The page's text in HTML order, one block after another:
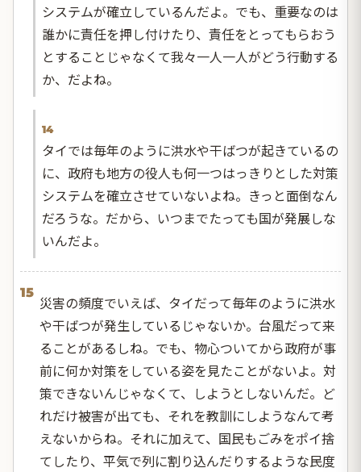
システムが確立しているんだよ。でも、重要なのは
誰かに責任を押し付けたり、責任をとってもらおう
とすることじゃなくて我々一人一人がどう行動する
か、だよね。
14
タイでは毎年のように洪水や干ばつが起きているの
に、政府も地方の役人も何一つはっきりとした対策
システムを確立させていないよね。きっと面倒なん
だろうな。だから、いつまでたっても国が発展しな
いんだよ。
15
災害の頻度でいえば、タイだって毎年のように洪水
や干ばつが発生しているじゃないか。台風だって来
ることがあるしね。でも、物心ついてから政府が事
前に何か対策をしている姿を見たことがないよ。対
策できないんじゃなくて、しようとしないんだ。ど
れだけ被害が出ても、それを教訓にしようなんて考
えないからね。それに加えて、国民もごみをポイ捨
てしたり、平気で列に割り込んだりするような民度